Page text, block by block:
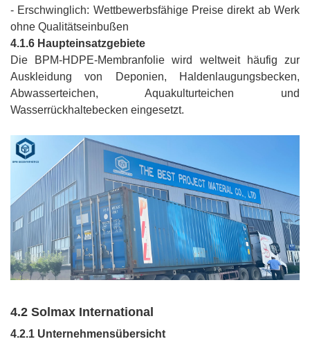
- Erschwinglich: Wettbewerbsfähige Preise direkt ab Werk
ohne Qualitätseinbußen
4.1.6 Haupteinsatzgebiete
Die BPM-HDPE-Membranfolie wird weltweit häufig zur
Auskleidung von Deponien, Haldenlaugungsbecken,
Abwasserteichen, Aquakulturteichen und
Wasserrückhaltebecken eingesetzt.
4.2 Solmax International
4.2.1 Unternehmensübersicht